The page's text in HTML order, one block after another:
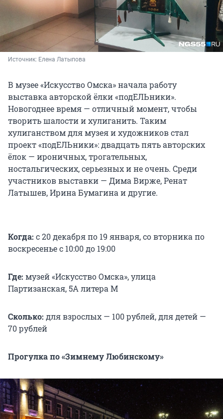
Источник: Елена Латыпова
В музее «Искусство Омска» начала работу
выставка авторской ёлки «подЕЛЬники».
Новогоднее время — отличный момент, чтобы
творить шалости и хулиганить. Таким
хулиганством для музея и художников стал
проект «подЕЛЬники»: двадцать пять авторских
ёлок — ироничных, трогательных,
ностальгических, серьезных и не очень. Среди
участников выставки — Дима Вирже, Ренат
Латышев, Ирина Бумагина и другие.
Когда: с 20 декабря по 19 января, со вторника по
воскресенье с 10:00 до 19:00
Где: музей «Искусство Омска», улица
Партизанская, 5А литера М
Сколько: для взрослых — 100 рублей, для детей —
70 рублей
Прогулка по «Зимнему Любинскому»